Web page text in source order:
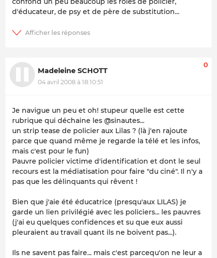
d'éducateur, de psy et de père de substitution...
Madeleine SCHOTT
04 avril 2008 à 18:10:51
0
Je navigue un peu et oh! stupeur quelle est cette
rubrique qui déchaine les @sinautes...
un strip tease de policier aux Lilas ? (là j'en rajoute
parce que quand même je regarde la télé et les infos,
mais c'est pour le fun)
Pauvre policier victime d'identification et dont le seul
recours est la médiatisation pour faire "du ciné". Il n'y a
pas que les délinquants qui rêvent !
Bien que j'aie été éducatrice (presqu'aux LILAS) je
garde un lien privilégié avec les policiers... les pauvres
(j'ai eu quelques confidences et su que eux aussi
pleuraient au travail quant ils ne boivent pas...).
Ils ne savent pas faire... mais c'est parcequ'on ne leur a